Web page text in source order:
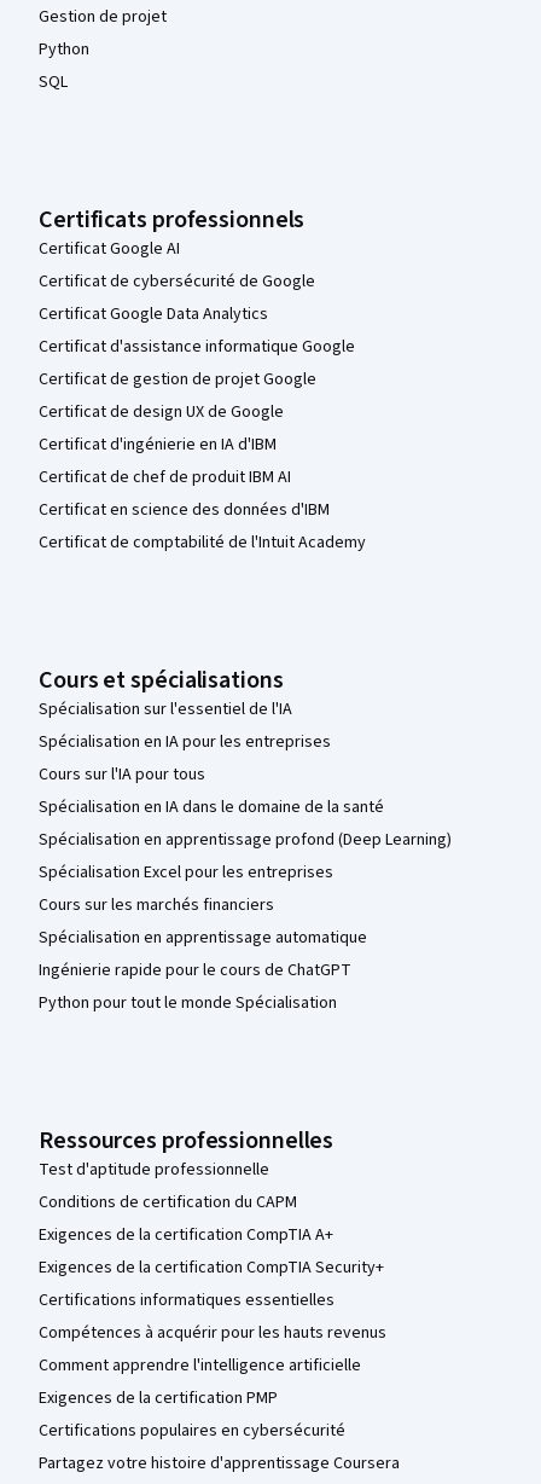
Gestion de projet
Python
SQL
Certificats professionnels
Certificat Google AI
Certificat de cybersécurité de Google
Certificat Google Data Analytics
Certificat d'assistance informatique Google
Certificat de gestion de projet Google
Certificat de design UX de Google
Certificat d'ingénierie en IA d'IBM
Certificat de chef de produit IBM AI
Certificat en science des données d'IBM
Certificat de comptabilité de l'Intuit Academy
Cours et spécialisations
Spécialisation sur l'essentiel de l'IA
Spécialisation en IA pour les entreprises
Cours sur l'IA pour tous
Spécialisation en IA dans le domaine de la santé
Spécialisation en apprentissage profond (Deep Learning)
Spécialisation Excel pour les entreprises
Cours sur les marchés financiers
Spécialisation en apprentissage automatique
Ingénierie rapide pour le cours de ChatGPT
Python pour tout le monde Spécialisation
Ressources professionnelles
Test d'aptitude professionnelle
Conditions de certification du CAPM
Exigences de la certification CompTIA A+
Exigences de la certification CompTIA Security+
Certifications informatiques essentielles
Compétences à acquérir pour les hauts revenus
Comment apprendre l'intelligence artificielle
Exigences de la certification PMP
Certifications populaires en cybersécurité
Partagez votre histoire d'apprentissage Coursera